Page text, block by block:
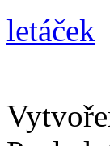
letáček